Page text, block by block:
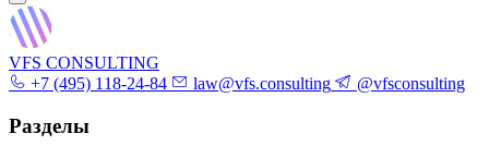
VFS CONSULTING
+7 (495) 118-24-84
law@vfs.consulting @vfsconsulting
Разделы